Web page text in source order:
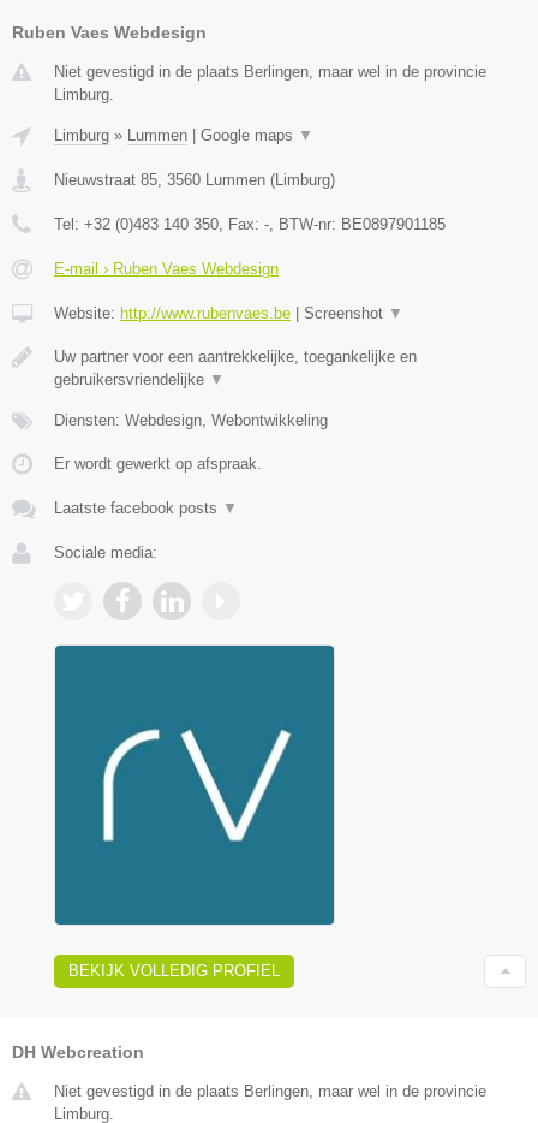
Ruben Vaes Webdesign
Niet gevestigd in de plaats Berlingen, maar wel in de provincie
Limburg.
Limburg » Lummen Google maps ▼
Nieuwstraat 85, 3560 Lummen (Limburg)
Tel: +32 (0)483 140 350, Fax: -, BTW-nr: BE0897901185
E-mail › Ruben Vaes Webdesign
Website: http://www.rubenvaes.be Screenshot ▼
Uw partner voor een aantrekkelijke, toegankelijke en
gebruikersvriendelijke ▼
Diensten: Webdesign, Webontwikkeling
Er wordt gewerkt op afspraak.
Laatste facebook posts ▼
Sociale media:
BEKIJK VOLLEDIG PROFIEL
DH Webcreation
Niet gevestigd in de plaats Berlingen, maar wel in de provincie
Limburg.